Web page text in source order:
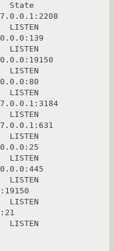
State